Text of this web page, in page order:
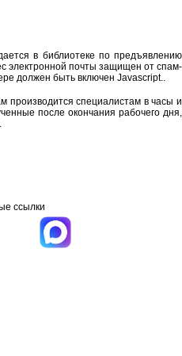
в библиотеке по предъявлению
электронной почты защищен от спам-
должен быть включен Javascript..
производится специалистам в часы и
после окончания рабочего дня,
система «ЛитРес:
конкурс детского
ссылки